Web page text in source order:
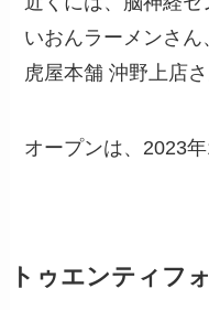
いおんラーメンさん
虎屋本舗 沖野上店
オープンは、2023
トゥエンティフ